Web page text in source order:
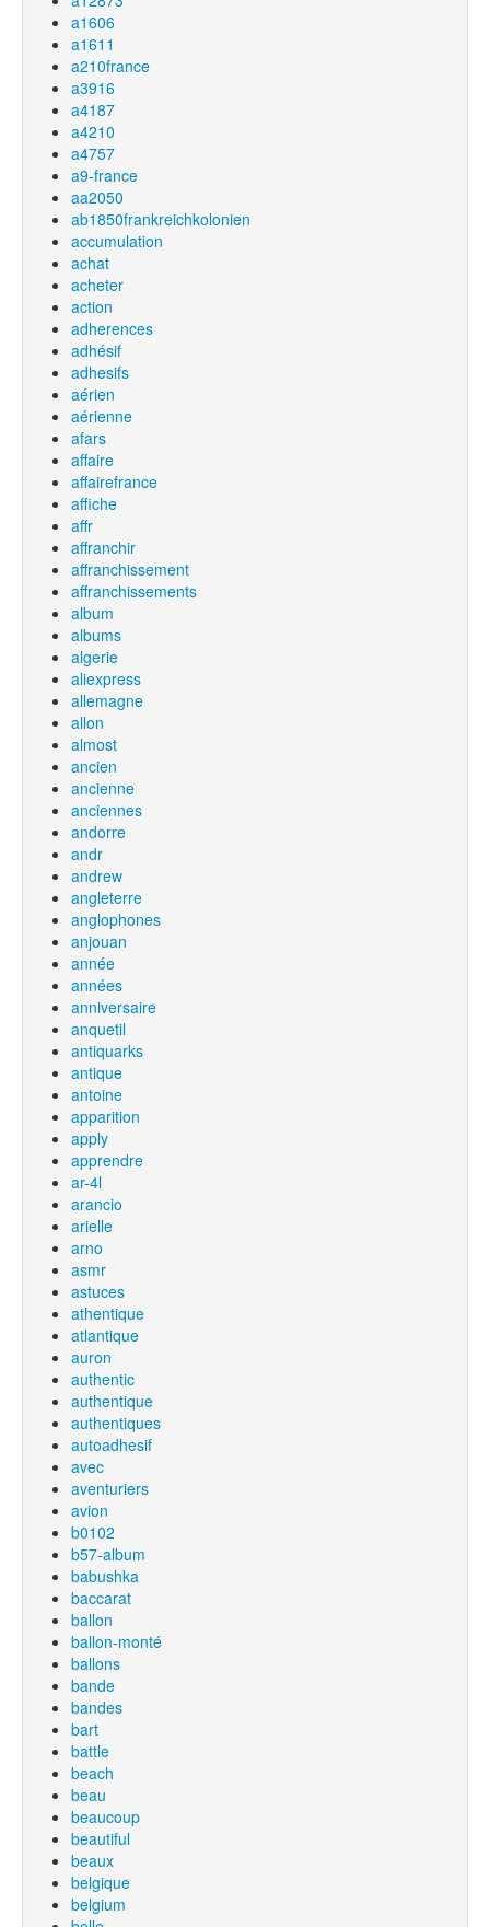
a1606
a1611
a210france
a3916
a4187
a4210
a4757
a9-france
aa2050
ab1850frankreichkolonien
accumulation
achat
acheter
action
adherences
adhésif
adhesifs
aérien
aérienne
afars
affaire
affairefrance
affiche
affr
affranchir
affranchissement
affranchissements
album
albums
algerie
aliexpress
allemagne
allon
almost
ancien
ancienne
anciennes
andorre
andr
andrew
angleterre
anglophones
anjouan
année
années
anniversaire
anquetil
antiquarks
antique
antoine
apparition
apply
apprendre
ar-4l
arancio
arielle
arno
asmr
astuces
athentique
atlantique
auron
authentic
authentique
authentiques
autoadhesif
avec
aventuriers
avion
b0102
b57-album
babushka
baccarat
ballon
ballon-monté
ballons
bande
bandes
bart
battle
beach
beau
beaucoup
beautiful
beaux
belgique
belgium